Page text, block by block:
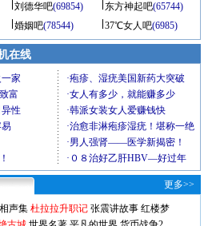
刘德华吧(69854) 东方神起吧(65744)
婚姻吧(78544) 37℃女人吧(6985)
在线
更多>>
声集 杜拉拉升职记 张震讲故事 红楼梦